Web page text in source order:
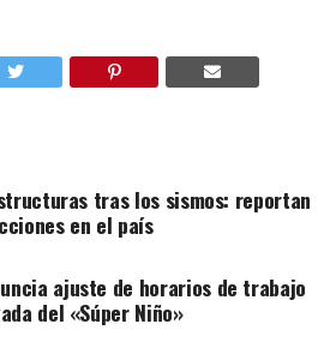
tras los sismos: reportan
en el país
ajuste de horarios de trabajo
del «Súper Niño»